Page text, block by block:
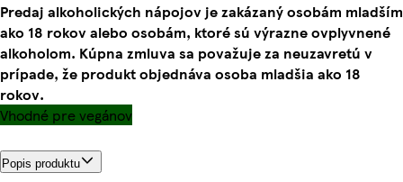
Predaj alkoholických nápojov je zakázaný osobám mladším
ako 18 rokov alebo osobám, ktoré sú výrazne ovplyvnené
alkoholom. Kúpna zmluva sa považuje za neuzavretú v
prípade, že produkt objednáva osoba mladšia ako 18
rokov.
Vhodné pre vegánov
Popis produktu